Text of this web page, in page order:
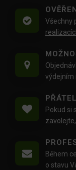
Všechny
výdejním
Pokud si
zavolejte
Během
o stavu